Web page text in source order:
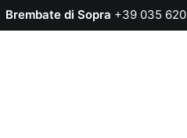
Brembate di Sopra +39 035